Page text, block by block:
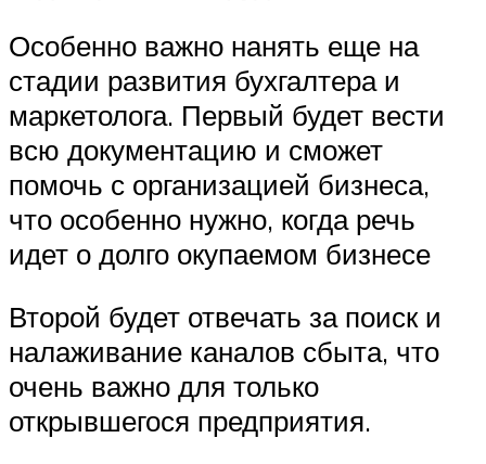
Особенно важно нанять еще на
стадии развития бухгалтера и
маркетолога. Первый будет вести
всю документацию и сможет
помочь с организацией бизнеса,
что особенно нужно, когда речь
идет о долго окупаемом бизнесе
Второй будет отвечать за поиск и
налаживание каналов сбыта, что
очень важно для только
открывшегося предприятия.